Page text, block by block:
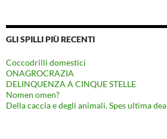
GLI SPILLI PIÙ RECENTI
Coccodrilli domestici
ONAGROCRAZIA
DELINQUENZA A CINQUE STELLE
Nomen omen?
Della caccia e degli animali. Spes ultima dea